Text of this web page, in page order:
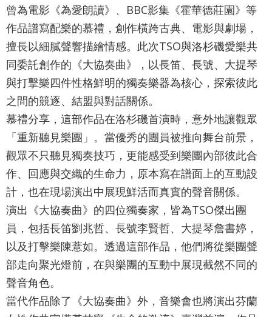
站
導
覽
English
陳
情
系
統
台北通
TaipeiPASS
語
詞
彙
聯
曾為電影《為愛朗讀》、BBC影集《霍華德莊園》等
作品譜寫配樂的慕禮，創作橫跨古典、電影與劇場，
擅長以細膩聲響描繪情感。此次TSO與洛杉磯愛樂共
同委託創作的《大協奏曲》，以長笛、長號、大提琴
與打擊樂四件性格鮮明的獨奏樂器為核心，探索彼此
之間的競逐、結盟與對話關係。
慕禮分享，這部作品在洛杉磯首演時，意外地讓觀眾
「重新聽見樂團」。當優秀的團員被推向舞台前景，
觀眾不只聽見獨奏技巧，更能感受到樂團內部彼此合
作、回應與交織的生命力，原本寫在譜面上的互動設
計，也在現場演出中展現鮮活而真實的聲音關係。
演出《大協奏曲》的四位獨奏家，皆為TSO傑出團
員，包括長笛劉兆哲、長號李賢哲、大提琴詹書婷，
以及打擊樂陳薏如。透過這部作品，他們將從樂團聲
部走向聚光燈前，在與樂團的互動中展現截然不同的
聲音角色。
當代作品除了《大協奏曲》外，音樂會也將演出芬蘭